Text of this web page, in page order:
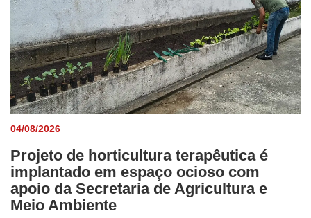
04/08/2026
Projeto de horticultura terapêutica é
implantado em espaço ocioso com
apoio da Secretaria de Agricultura e
Meio Ambiente